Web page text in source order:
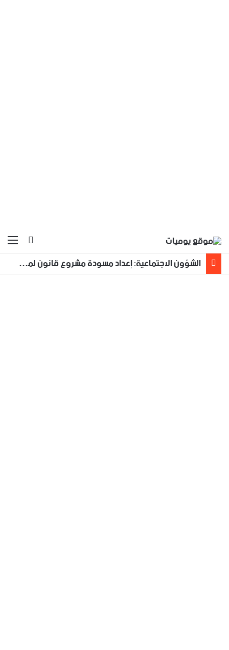
بحث عن
الشؤون الاجتماعية: إعداد مسودة مشروع قانون لمكافحة العنف الأسري ‏